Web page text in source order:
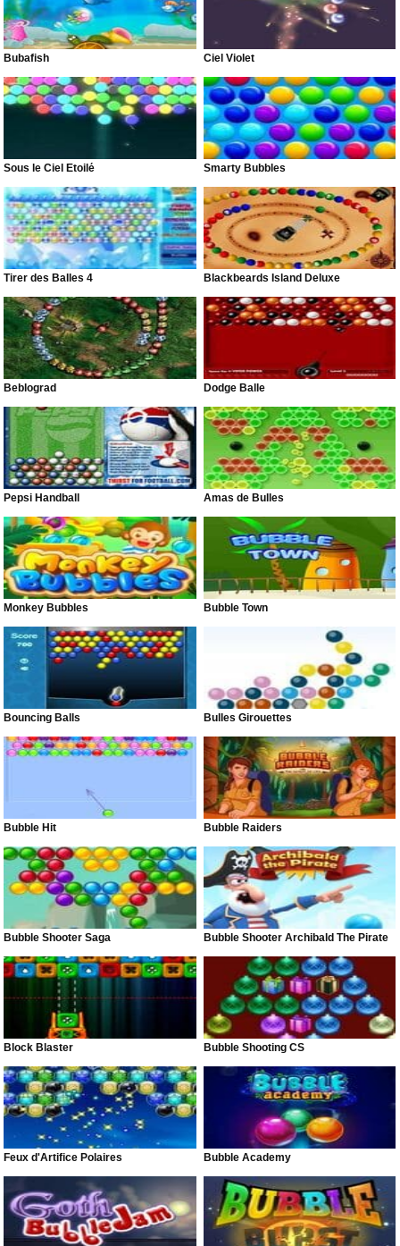
Bubafish Ciel Violet
Sous le Ciel Étoilé Smarty Bubbles
Tirer des Balles 4 Blackbeards Island Deluxe
Beblograd Dodge Balle
Pepsi Handball Amas de Bulles
Monkey Bubbles Bubble Town
Bouncing Balls Bulles Girouettes
Bubble Hit Bubble Raiders
Bubble Shooter Saga Bubble Shooter Archibald The Pirate
Block Blaster Bubble Shooting CS
Feux d'Artifice Polaires Bubble Academy